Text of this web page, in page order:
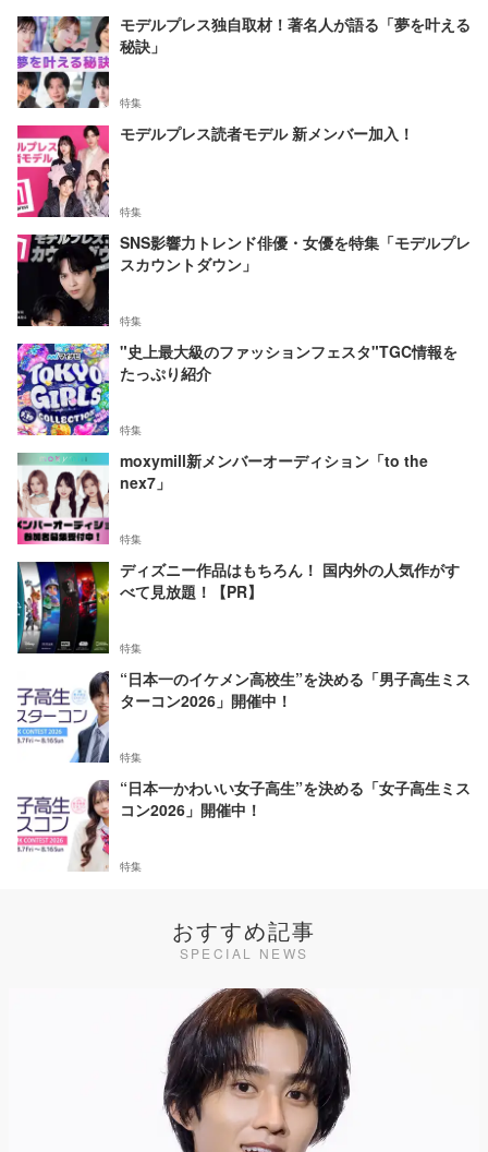
モデルプレス独自取材！著名人が語る「夢を叶える
秘訣」
特集
モデルプレス読者モデル 新メンバー加入！
特集
SNS影響力トレンド俳優・女優を特集「モデルプレ
スカウントダウン」
特集
"史上最大級のファッションフェスタ"TGC情報を
たっぷり紹介
特集
moxymill新メンバーオーディション「to the
nex7」
特集
ディズニー作品はもちろん！ 国内外の人気作がす
べて見放題！【PR】
特集
“日本一のイケメン高校生”を決める「男子高生ミス
ターコン2026」開催中！
特集
“日本一かわいい女子高生”を決める「女子高生ミス
コン2026」開催中！
特集
おすすめ記事
SPECIAL NEWS